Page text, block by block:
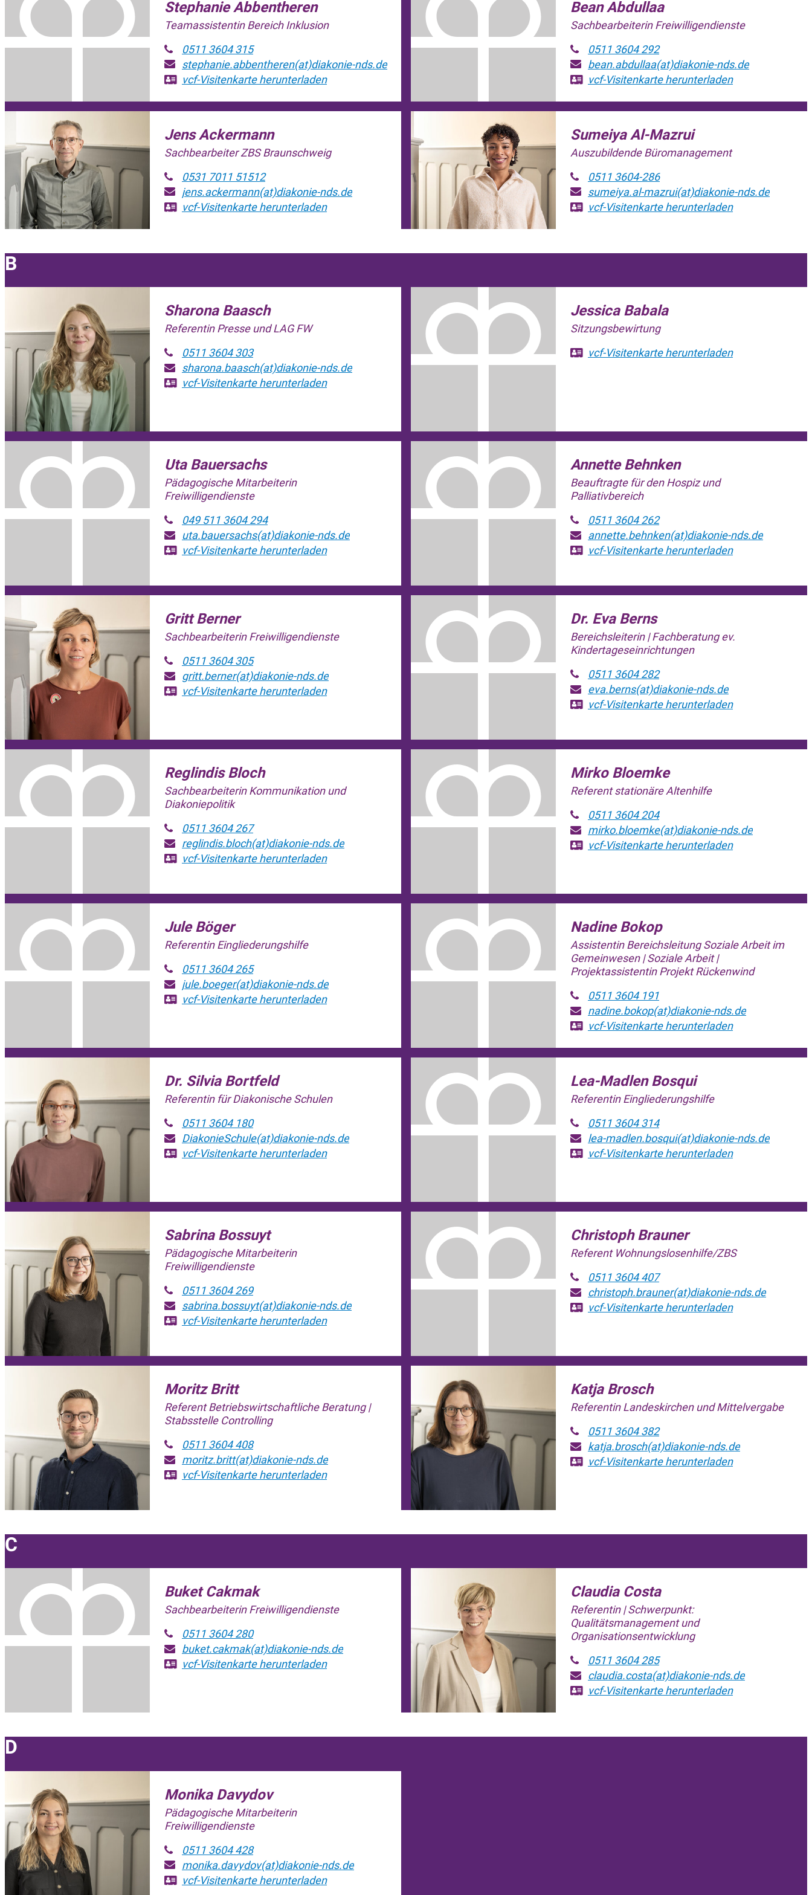
Stephanie Abbentheren
Teamassistentin Bereich Inklusion
0511 3604 315
stephanie.abbentheren(at)diakonie-nds.de
vcf-Visitenkarteherunterladen
Bean Abdullaa
Sachbearbeiterin Freiwilligendienste
0511 3604 292
bean.abdullaa(at)diakonie-nds.de
vcf-Visitenkarteherunterladen
Jens Ackermann
Sachbearbeiter ZBS Braunschweig
0531 7011 51512
jens.ackermann(at)diakonie-nds.de
vcf-Visitenkarteherunterladen
Sumeiya Al-Mazrui
Auszubildende Büromanagement
0511 3604-286
sumeiya.al-mazrui(at)diakonie-nds.de
vcf-Visitenkarteherunterladen
B
Sharona Baasch
Referentin Presse und LAG FW
0511 3604 303
sharona.baasch(at)diakonie-nds.de
vcf-Visitenkarteherunterladen
Jessica Babala
Sitzungsbewirtung
vcf-Visitenkarteherunterladen
Uta Bauersachs
Pädagogische Mitarbeiterin
Freiwilligendienste
049 511 3604 294
uta.bauersachs(at)diakonie-nds.de
vcf-Visitenkarteherunterladen
Annette Behnken
Beauftragte für den Hospiz und
Palliativbereich
0511 3604 262
annette.behnken(at)diakonie-nds.de
vcf-Visitenkarteherunterladen
Gritt Berner
Sachbearbeiterin Freiwilligendienste
0511 3604 305
gritt.berner(at)diakonie-nds.de
vcf-Visitenkarteherunterladen
Dr. Eva Berns
Bereichsleiterin | Fachberatung ev.
Kindertageseinrichtungen
0511 3604 282
eva.berns(at)diakonie-nds.de
vcf-Visitenkarteherunterladen
Reglindis Bloch
Sachbearbeiterin Kommunikation und
Diakoniepolitik
0511 3604 267
reglindis.bloch(at)diakonie-nds.de
vcf-Visitenkarteherunterladen
Mirko Bloemke
Referent stationäre Altenhilfe
0511 3604 204
mirko.bloemke(at)diakonie-nds.de
vcf-Visitenkarteherunterladen
Jule Böger
Referentin Eingliederungshilfe
0511 3604 265
jule.boeger(at)diakonie-nds.de
vcf-Visitenkarteherunterladen
Nadine Bokop
Assistentin Bereichsleitung Soziale Arbeit im
Gemeinwesen | Soziale Arbeit |
Projektassistentin Projekt Rückenwind
0511 3604 191
nadine.bokop(at)diakonie-nds.de
vcf-Visitenkarteherunterladen
Dr. Silvia Bortfeld
Referentin für Diakonische Schulen
0511 3604 180
DiakonieSchule(at)diakonie-nds.de
vcf-Visitenkarteherunterladen
Lea-Madlen Bosqui
Referentin Eingliederungshilfe
0511 3604 314
lea-madlen.bosqui(at)diakonie-nds.de
vcf-Visitenkarteherunterladen
Sabrina Bossuyt
Pädagogische Mitarbeiterin
Freiwilligendienste
0511 3604 269
sabrina.bossuyt(at)diakonie-nds.de
vcf-Visitenkarteherunterladen
Christoph Brauner
Referent Wohnungslosenhilfe/ZBS
0511 3604 407
christoph.brauner(at)diakonie-nds.de
vcf-Visitenkarteherunterladen
Moritz Britt
Referent Betriebswirtschaftliche Beratung |
Stabsstelle Controlling
0511 3604 408
moritz.britt(at)diakonie-nds.de
vcf-Visitenkarteherunterladen
Katja Brosch
Referentin Landeskirchen und Mittelvergabe
0511 3604 382
katja.brosch(at)diakonie-nds.de
vcf-Visitenkarteherunterladen
C
Buket Cakmak
Sachbearbeiterin Freiwilligendienste
0511 3604 280
buket.cakmak(at)diakonie-nds.de
vcf-Visitenkarteherunterladen
Claudia Costa
Referentin | Schwerpunkt:
Qualitätsmanagement und
Organisationsentwicklung
0511 3604 285
claudia.costa(at)diakonie-nds.de
vcf-Visitenkarteherunterladen
D
Monika Davydov
Pädagogische Mitarbeiterin
Freiwilligendienste
0511 3604 428
monika.davydov(at)diakonie-nds.de
vcf-Visitenkarteherunterladen